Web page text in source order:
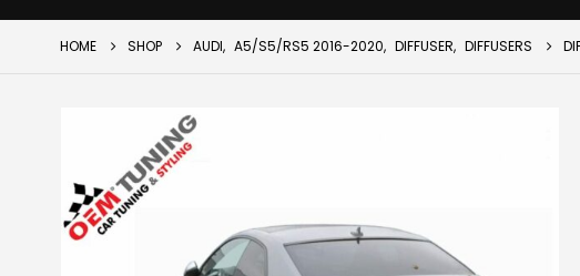
HOME SHOP AUDI, A5/S5/RS5 2016-2020, DIFFUSER, DIFFUSERS